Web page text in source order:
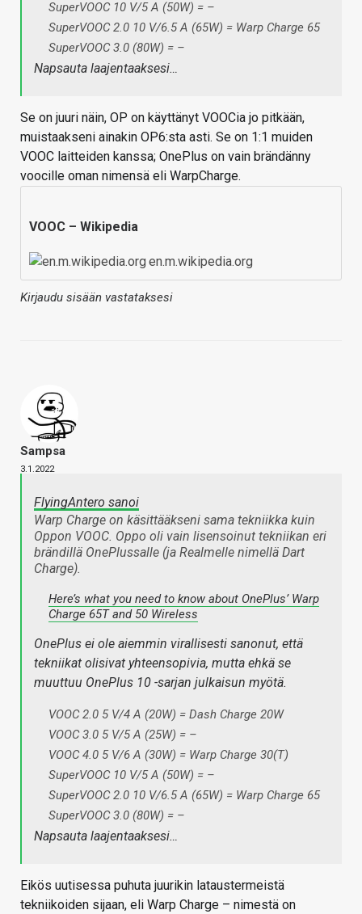
SuperVOOC 10 V/5 A (50W) = –
SuperVOOC 2.0 10 V/6.5 A (65W) = Warp Charge 65
SuperVOOC 3.0 (80W) = –
Napsauta laajentaaksesi…
Se on juuri näin, OP on käyttänyt VOOCia jo pitkään,
muistaakseni ainakin OP6:sta asti. Se on 1:1 muiden
VOOC laitteiden kanssa; OnePlus on vain brändänny
voocille oman nimensä eli WarpCharge.
VOOC – Wikipedia
en.m.wikipedia.org
Kirjaudu sisään vastataksesi
Sampsa
3.1.2022
FlyingAntero sanoi
Warp Charge on käsittääkseni sama tekniikka kuin
Oppon VOOC. Oppo oli vain lisensoinut tekniikan eri
brändillä OnePlussalle (ja Realmelle nimellä Dart
Charge).
Here’s what you need to know about OnePlus’ Warp
Charge 65T and 50 Wireless
OnePlus ei ole aiemmin virallisesti sanonut, että
tekniikat olisivat yhteensopivia, mutta ehkä se
muuttuu OnePlus 10 -sarjan julkaisun myötä.
VOOC 2.0 5 V/4 A (20W) = Dash Charge 20W
VOOC 3.0 5 V/5 A (25W) = –
VOOC 4.0 5 V/6 A (30W) = Warp Charge 30(T)
SuperVOOC 10 V/5 A (50W) = –
SuperVOOC 2.0 10 V/6.5 A (65W) = Warp Charge 65
SuperVOOC 3.0 (80W) = –
Napsauta laajentaaksesi…
Eikös uutisessa puhuta juurikin lataustermeistä
tekniikoiden sijaan, eli Warp Charge – nimestä on